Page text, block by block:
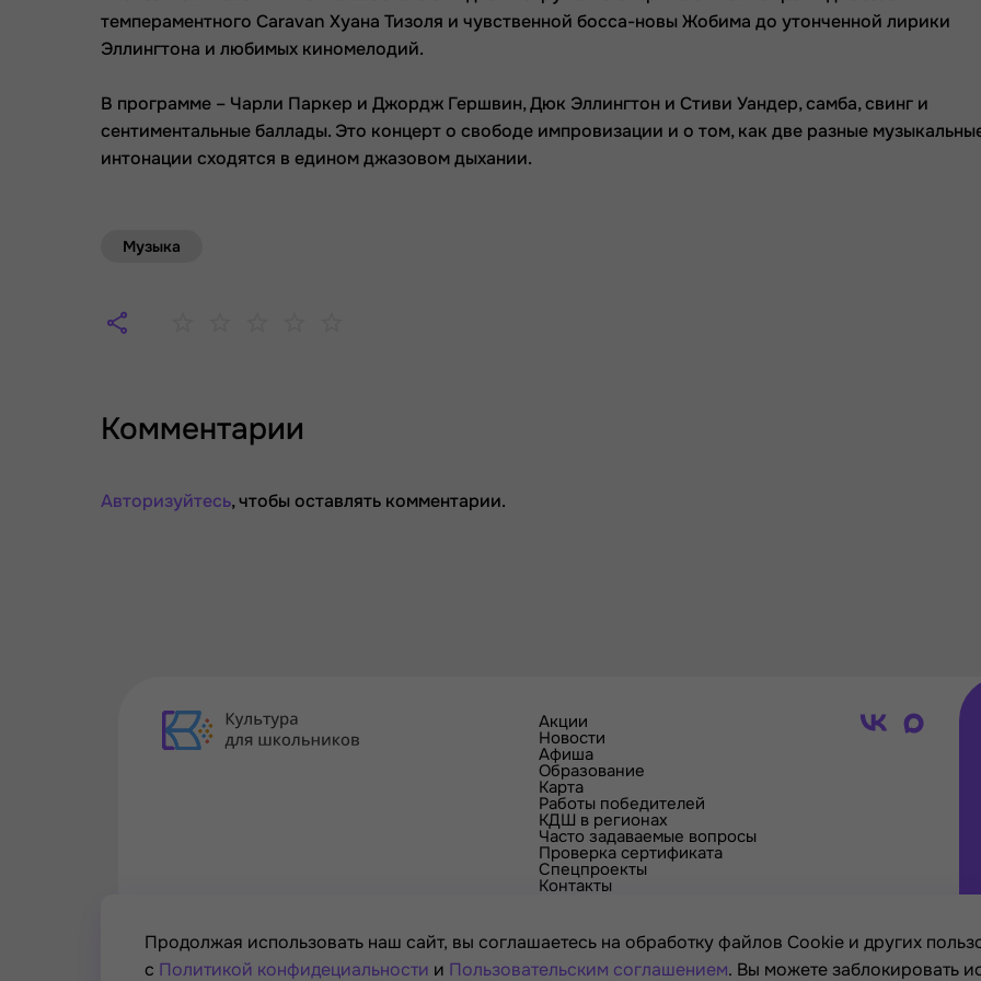
темпераментного Caravan Хуана Тизоля и чувственной босса-новы Жобима до утонченной лирики
Эллингтона и любимых киномелодий.
В программе – Чарли Паркер и Джордж Гершвин, Дюк Эллингтон и Стиви Уандер, самба, свинг и
сентиментальные баллады. Это концерт о свободе импровизации и о том, как две разные
интонации сходятся в едином джазовом дыхании.
Музыка
Комментарии
Авторизуйтесь, чтобы оставлять комментарии.
Акции
Новости
Афиша
Образование
Карта
Работы победителей
КДШ в регионах
Часто задаваемые вопросы
Проверка сертификата
Спецпроекты
Контакты
Продолжая использовать наш сайт, вы соглашаетесь на обработку файлов Cookie и других
с Политикой конфидециальности и Пользовательским соглашением. Вы можете заблокировать